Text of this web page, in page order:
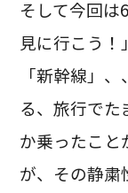
そして今回は
見に行こう！
「新幹線」
る、旅行でた
か乗ったこと
が、その静粛